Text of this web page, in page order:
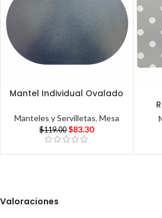
Mantel Individual Ovalado
Manteles y Servilletas, Mesa
$119.00 $83.30
Valoraciones